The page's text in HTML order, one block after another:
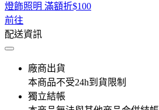
燈飾照明 滿額折$100
前往
配送資訊
廠商出貨
本商品不受24h到貨限制
獨立結帳